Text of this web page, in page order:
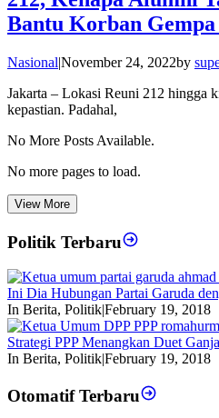
Bantu Korban
Nasional|November 24, 2022by
Jakarta – Lokasi Reuni 212 hingga
kepastian. Padahal,
No More Posts Available.
No more pages to load.
View More
Politik Terbaru
Ini Dia Hubungan Partai Garuda
In Berita, Politik|February 19, 2018
Strategi PPP Menangkan Duet
In Berita, Politik|February 19, 2018
Otomatif Terbaru